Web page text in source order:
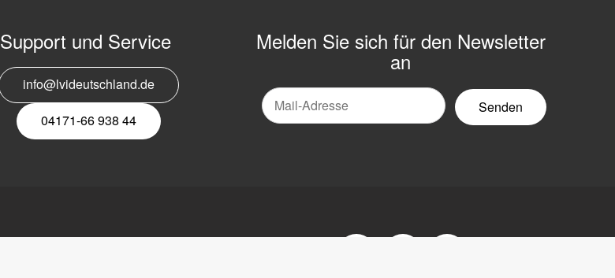
Support und Service
info@lvideutschland.de
04171-66 938 44
Melden Sie sich für den Newsletter
an
EMail-
Newsletter
Link
LVI